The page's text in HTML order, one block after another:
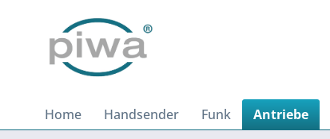
Home Handsender Funk Antriebe